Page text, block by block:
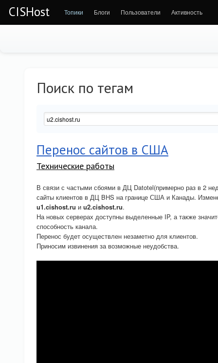
CISHost Топики Блоги Пользователи Активность
Поиск по тегам
Перенос сайтов в США
Технические работы
В связи с частыми сбоями в ДЦ Datotel(примерно раз в 2
сайты клиентов в ДЦ BHS на границе США и Канады.
u1.cishost.ru и u2.cishost.ru.
На новых серверах доступны выделенные IP, а также
способность канала.
Перенос будет осуществлен незаметно для клиентов.
Приносим извинения за возможные неудобства.